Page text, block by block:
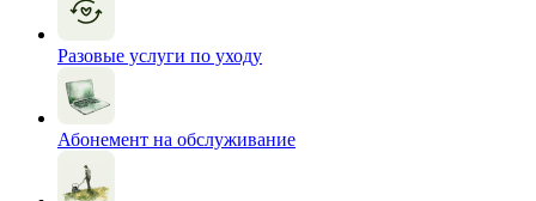
Разовые услуги по уходу
Абонемент на обслуживание